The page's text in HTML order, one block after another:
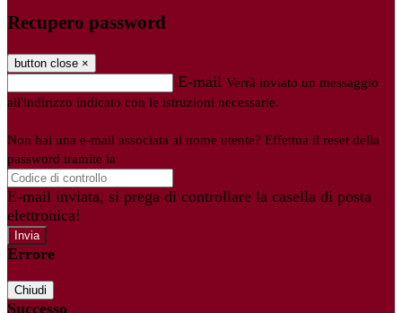
Recupero password
button close ×
E-mail Verrà inviato un messaggio
all'indirizzo indicato con le istruzioni necessarie.
Non hai una e-mail associata al nome utente? Effettua il reset della
password tramite la
E-mail inviata, si prega di controllare la casella di posta
elettronica!
Errore
Chiudi
Successo